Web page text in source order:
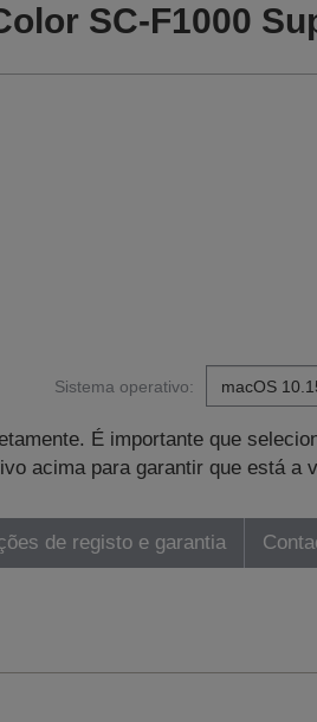
SC-F1000
Sistema operativo:
É importante que
acima para garantir que está a
de registo e garantia